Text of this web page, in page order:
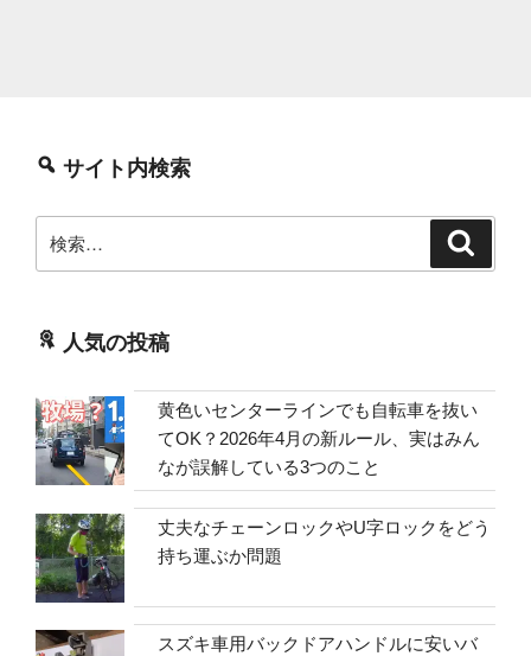
サイト内検索
索:
人気の投稿
黄色いセンターラインでも自転車を抜い
てOK？2026年4月の新ルール、実はみん
なが誤解している3つのこと
丈夫なチェーンロックやU字ロックをどう
持ち運ぶか問題
スズキ車用バックドアハンドルに安いバ